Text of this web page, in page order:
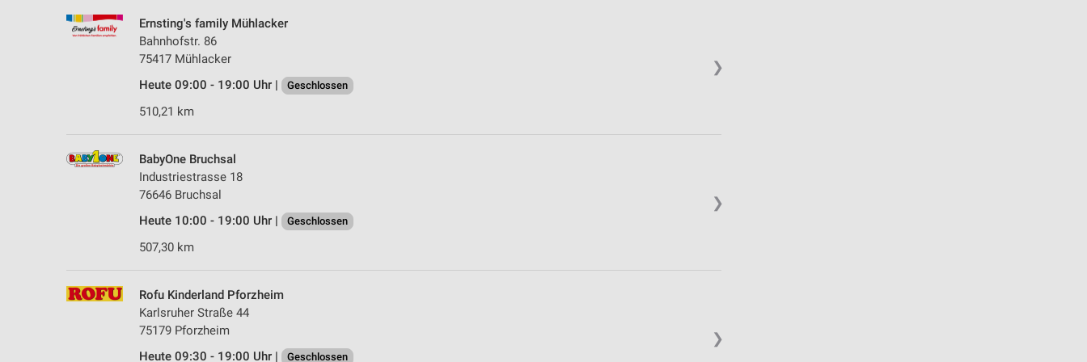
❯
Ernsting's family Mühlacker
Bahnhofstr. 86
75417 Mühlacker
Heute 09:00 - 19:00 Uhr |
Geschlossen
510,21 km
❯
BabyOne Bruchsal
Industriestrasse 18
76646 Bruchsal
Heute 10:00 - 19:00 Uhr |
Geschlossen
507,30 km
❯
Rofu Kinderland Pforzheim
Karlsruher Straße 44
75179 Pforzheim
Heute 09:30 - 19:00 Uhr |
Geschlossen